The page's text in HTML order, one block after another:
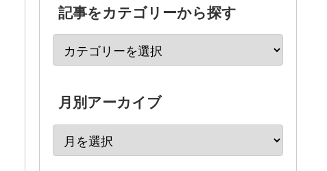
記事をカテゴリーから探す
月別アーカイブ